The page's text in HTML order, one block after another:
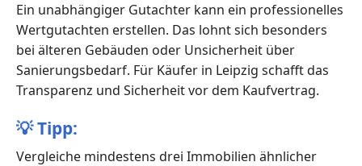
Ein unabhängiger Gutachter kann ein professionelles
Wertgutachten erstellen. Das lohnt sich besonders
bei älteren Gebäuden oder Unsicherheit über
Sanierungsbedarf. Für Käufer in Leipzig schafft das
Transparenz und Sicherheit vor dem Kaufvertrag.
💡Tipp:
Vergleiche mindestens drei Immobilien ähnlicher